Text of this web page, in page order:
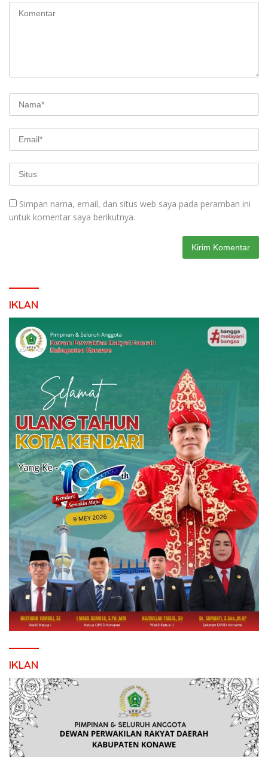
Simpan nama, email, dan situs web saya pada peramban ini
untuk komentar saya berikutnya.
IKLAN
IKLAN